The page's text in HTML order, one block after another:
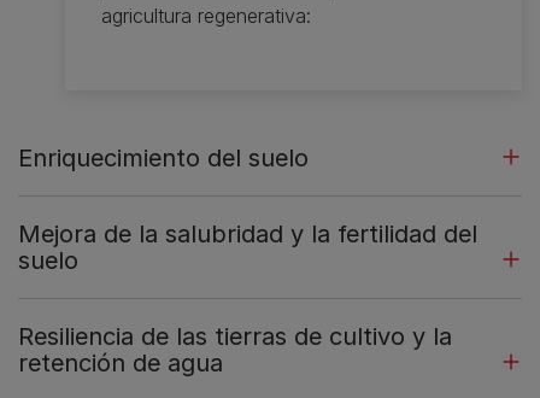
agricultura regenerativa:
Enriquecimiento del suelo
Mejora de la salubridad y la fertilidad del
suelo
Resiliencia de las tierras de cultivo y la
retención de agua